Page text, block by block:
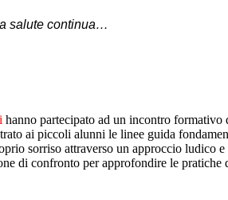
salute continua…
hanno partecipato ad un incontro formativo
ai piccoli alunni le linee guida
sorriso attraverso un approccio
di confronto per approfondire le